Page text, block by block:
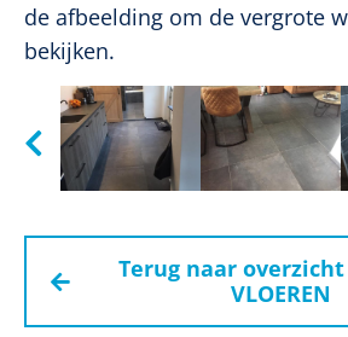
de afbeelding om de vergrote
bekijken.
Terug naar
VLOEREN